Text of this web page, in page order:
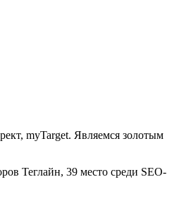
myTarget. Являемся золотым
Теглайн, 39 место среди SEO-